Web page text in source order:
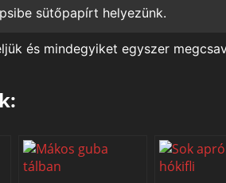
sütőpapírt helyezünk.
és mindegyiket egyszer